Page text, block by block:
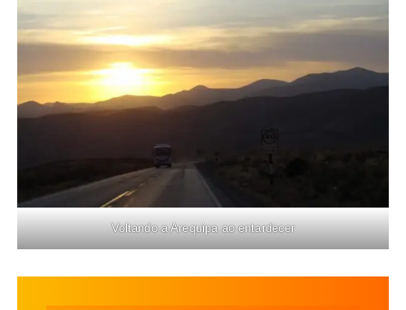
Voltando a Arequipa ao entardecer